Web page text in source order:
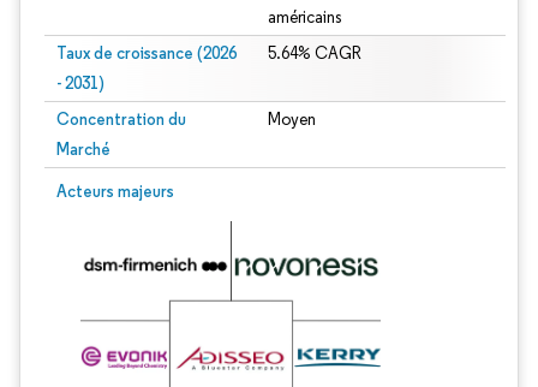
américains
Taux de croissance (2026
- 2031)
5.64% CAGR
Concentration du
Marché
Moyen
Acteurs majeurs
Image © Mordor Intelligence. La réutilisation nécessite une attribution sous CC